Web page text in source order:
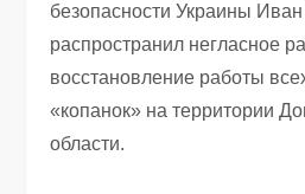
безопасности Украины
распространил негласное
восстановление работы
«копанок» на территории
области.